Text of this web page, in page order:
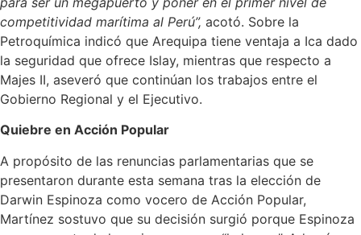
competitividad marítima al Perú”, acotó. Sobre la
Petroquímica indicó que Arequipa tiene ventaja a Ica dado
la seguridad que ofrece Islay, mientras que respecto a
Majes II, aseveró que continúan los trabajos entre el
Gobierno Regional y el Ejecutivo.
Quiebre en Acción Popular
A propósito de las renuncias parlamentarias que se
presentaron durante esta semana tras la elección de
Darwin Espinoza como vocero de Acción Popular,
Martínez sostuvo que su decisión surgió porque Espinoza